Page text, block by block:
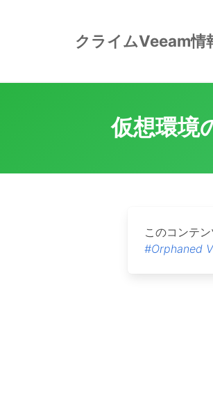
クライムVeeam情
仮想環境
このコンテ
#Orphaned